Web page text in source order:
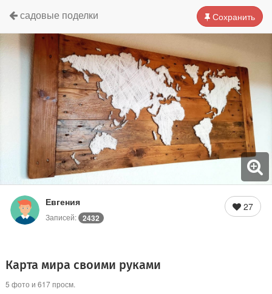
Сохранить
садовые поделки
Евгения
Записей: 2432
27
Карта мира своими руками
5 фото и 617 просм.